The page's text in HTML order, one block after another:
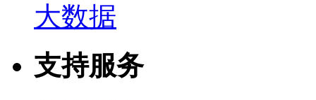
大数据
支持服务